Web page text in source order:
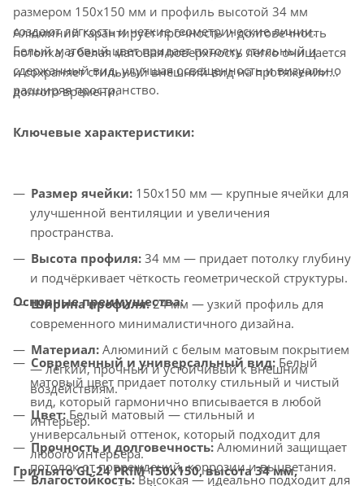
размером 150x150 мм и профиль высотой 34 мм
создают легкость и четкие геометрические линии.
Белый матовый цвет придает потолку стильный и
сдержанный вид, улучшая освещенность и визуально
расширяя пространство.
Алюминий гарантирует прочность и долговечность
потолка, а белая матовая поверхность легко очищается
и сохраняет стильный внешний вид на протяжении
долгого времени.
Ключевые характеристики:
Размер ячейки: 150x150 мм — крупные ячейки для
улучшенной вентиляции и увеличения
пространства.
Высота профиля: 34 мм — придает потолку глубину
и подчёркивает чёткость геометрической структуры.
Ширина профиля:24 мм — узкий профиль для
современного минималистичного дизайна.
Материал: Алюминий с белым матовым покрытием
— лёгкий, прочный и устойчивый к внешним
воздействиям.
Цвет: Белый матовый — стильный и
универсальный оттенок, который подходит для
любого интерьера.
Влагостойкость:Высокая — идеально подходит для
Основные преимущества:
Современный и универсальный вид: Белый
матовый цвет придает потолку стильный и чистый
вид, который гармонично вписывается в любой
интерьер.
Прочность и долговечность: Алюминий защищает
потолок от повреждений, коррозии и выцветания.
Грильято GL-24 PRIM 150x150, высота 34 мм,